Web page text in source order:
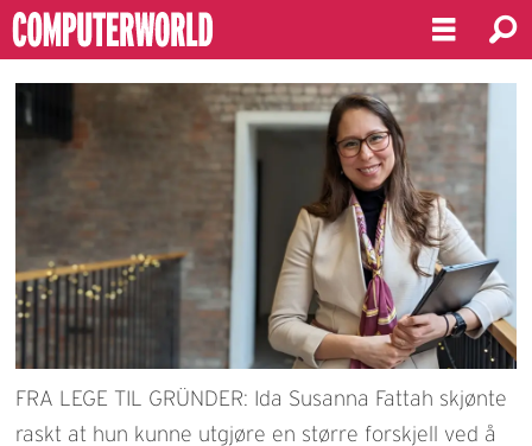
FRA LEGE TIL GRÜNDER: Ida Susanna Fattah skjønte
raskt at hun kunne utgjøre en større forskjell ved å